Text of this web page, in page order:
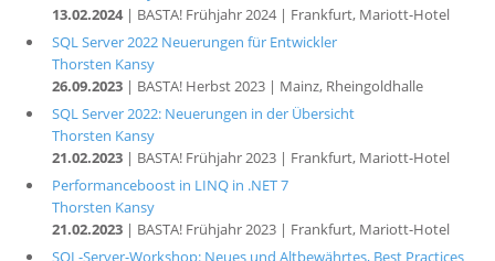
13.02.2024| BASTA! Frühjahr 2024 | Frankfurt, Mariott-Hotel
SQL Server 2022 Neuerungen für Entwickler
Thorsten Kansy
26.09.2023| BASTA! Herbst 2023 | Mainz, Rheingoldhalle
SQL Server 2022: Neuerungen in der Übersicht
Thorsten Kansy
21.02.2023| BASTA! Frühjahr 2023 | Frankfurt, Mariott-Hotel
Performanceboost in LINQ in .NET 7
Thorsten Kansy
21.02.2023| BASTA! Frühjahr 2023 | Frankfurt, Mariott-Hotel
SQL-Server-Workshop: Neues und Altbewährtes, Best Practices